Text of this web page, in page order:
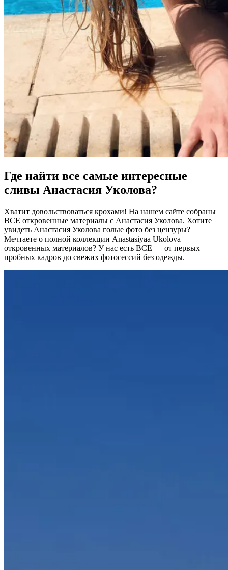
Где найти все самые интересные
сливы Анастасия Уколова?
Хватит довольствоваться крохами! На нашем сайте собраны
ВСЕ откровенные материалы с Анастасия Уколова. Хотите
увидеть Анастасия Уколова голые фото без цензуры?
Мечтаете о полной коллекции Anastasiyaa Ukolova
откровенных материалов? У нас есть ВСЕ — от первых
пробных кадров до свежих фотосессий без одежды.